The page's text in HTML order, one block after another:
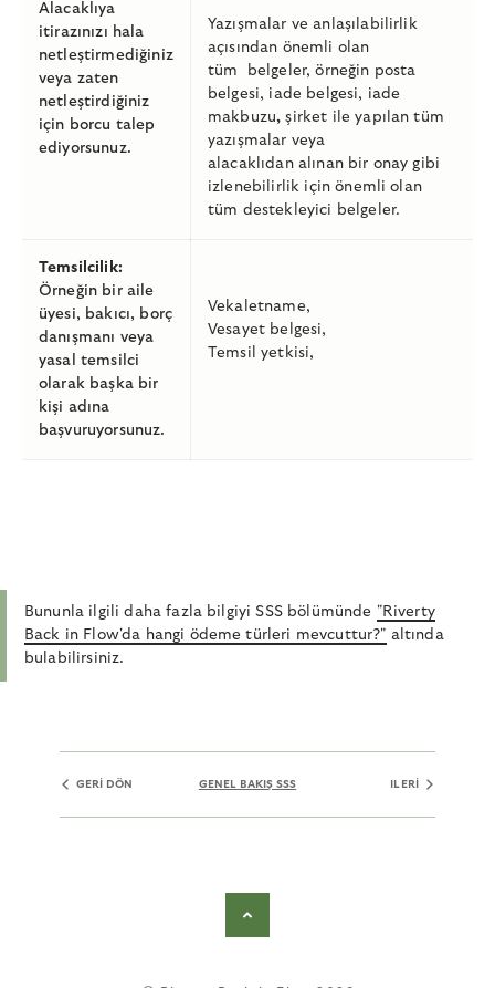
Alacaklıya
itirazınızı hala
netleştirmediğiniz
veya zaten
netleştirdiğiniz
için borcu talep
ediyorsunuz.
Yazışmalar ve anlaşılabilirlik
açısından önemli olan
tüm belgeler, örneğin posta
belgesi, iade belgesi, iade
makbuzu, şirket ile yapılan tüm
yazışmalar veya
alacaklıdan alınan bir onay gibi
izlenebilirlik için önemli olan
tüm destekleyici belgeler.
Temsilcilik:
Örneğin bir aile
üyesi, bakıcı, borç
danışmanı veya
yasal temsilci
olarak başka bir
kişi adına
başvuruyorsunuz.
Vekaletname,
Vesayet belgesi,
Temsil yetkisi,
Bununla ilgili daha fazla bilgiyi SSS bölümünde "Riverty
Back in Flow'da hangi ödeme türleri mevcuttur?" altında
bulabilirsiniz.
GERI DÖN GENEL BAKIŞ SSS ILERI